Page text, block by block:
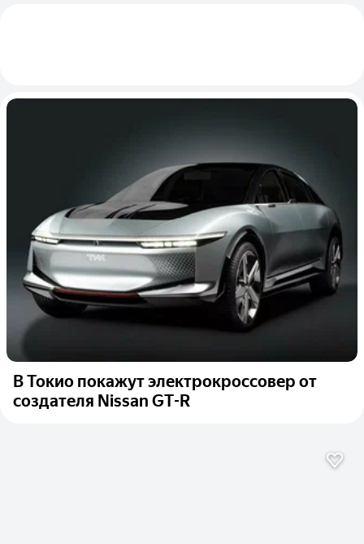
В Токио покажут электрокроссовер от
создателя Nissan GT-R